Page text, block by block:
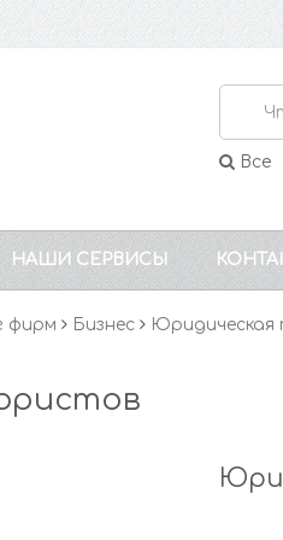
Все
НАШИ СЕРВИСЫ
фирм Бизнес Юридическая